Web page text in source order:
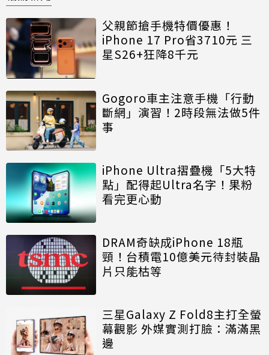
父親節搶手機特價優惠！
iPhone 17 Pro省3710元 三
星S26+狂降8千元
Gogoro車主注意手機「行動
斷網」演習！2時段無法做5件
事
iPhone Ultra摺疊機「5大特
點」配得起Ultra名字！果粉
看完更心動
DRAM奇缺成iPhone 18瓶
頸！台積電10億美元待封裝晶
片只能枯等
三星Galaxy Z Fold8主打全螢
幕觀影 外媒實測打臉：滿滿黑
邊